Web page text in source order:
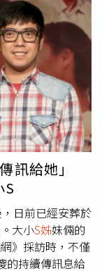
因，「是因為有
方指出，那個
相當不易，還將
，郁方直呼「母
黑髮人的打擊，
遠有大S的存在，
花園》飾演大S媽
總是笑臉迎人
，不要擔心她。
樂觀堅強的風
「妳的傷痛我們
地過自己的人
媽媽請好好愛護
訊給她」
S
日前已經安葬於
大小S姊妹倆的
》採訪時，不僅
的持續傳訊息給